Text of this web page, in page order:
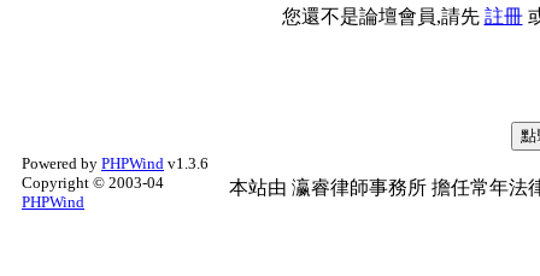
您還不是論壇會員,請先 註冊
Powered by PHPWind v1.3.6
Copyright © 2003-04
PHPWind
本站由 瀛睿律師事務所 擔任常年法